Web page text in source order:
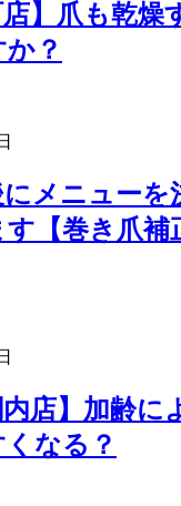
店】爪も乾燥
？
メニューを
す【巻き爪補
内店】加齢に
なる？